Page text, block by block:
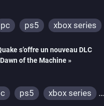
pc ps5 xbox series
s’offre un nouveau DLC
of the Machine »
ps5
xbox series